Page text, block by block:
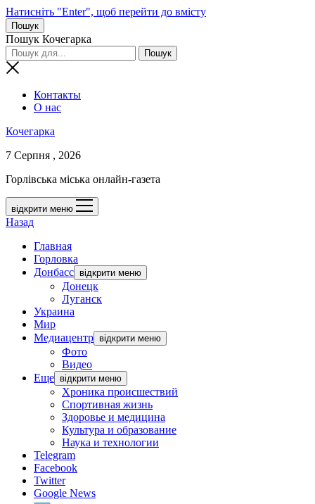
Натисніть "Enter", щоб перейти до вмісту
Пошук
Пошук Кочегарка
Контакты
О нас
Кочегарка
7 Серпня , 2026
Горлівська міська онлайн-газета
відкрити меню
Назад
Главная
Горловка
Донбасс відкрити меню
Донецк
Луганск
Украина
Мир
Медиацентр відкрити меню
Фото
Видео
Еще відкрити меню
Хроника происшествий
Спортивная жизнь
Здоровье и медицина
Культура и образование
Наука и технологии
Telegram
Facebook
Twitter
Google News